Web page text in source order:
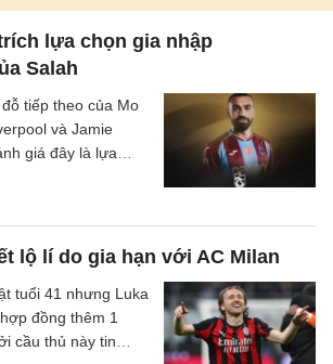
lựa chọn gia nhập
Salah
tiếp theo của Mo
và Jamie
giá đây là lựa
lộ lí do gia hạn với AC Milan
tuổi 41 nhưng Luka
đồng thêm 1
cầu thủ này tin